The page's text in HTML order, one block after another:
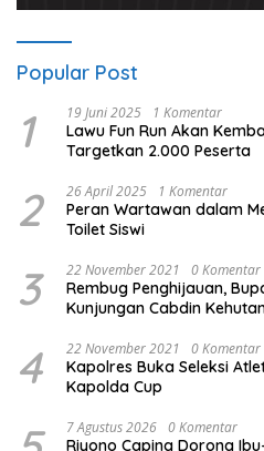
Popular Post
1 19 Juni 2025 1 Komentar
Lawu Fun Run Akan
Targetkan 2.000 Peserta
2 26 April 2025 1 Komentar
Peran Wartawan dalam
Toilet Siswi
3 22 November 2021 0 Komentar
Rembug Penghijauan,
Kunjungan Cabdin
4 22 November 2021 0 Komentar
Kapolres Buka Seleksi
Kapolda Cup
7 Agustus 2026 0 Komentar
Riyono Caping Dorong